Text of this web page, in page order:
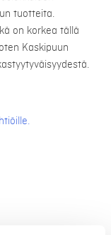
tuotteita.
on korkea tällä
Kaskipuun